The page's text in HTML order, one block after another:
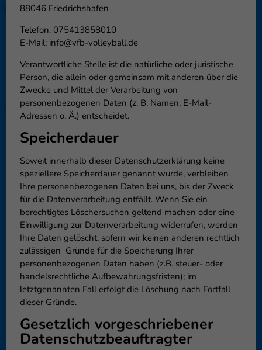
88046 Friedrichshafen
Telefon: 075413858010
E-Mail: info@vfb-volleyball.de
Verantwortliche Stelle ist die natürliche oder juristische
Person, die allein oder gemeinsam mit anderen über die
Zwecke und Mittel der Verarbeitung von
personenbezogenen Daten (z. B. Namen, E-Mail-
Adressen o. Ä.) entscheidet.
Speicherdauer
Soweit innerhalb dieser Datenschutzerklärung keine
speziellere Speicherdauer genannt wurde, verbleiben
Ihre personenbezogenen Daten bei uns, bis der Zweck
für die Datenverarbeitung entfällt. Wenn Sie ein
berechtigtes Löschersuchen geltend machen oder eine
Einwilligung zur Datenverarbeitung widerrufen, werden
Ihre Daten gelöscht, sofern wir keinen anderen rechtlich
zulässigen Gründe für die Speicherung Ihrer
personenbezogenen Daten haben (z.B. steuer- oder
handelsrechtliche Aufbewahrungsfristen); im
letztgenannten Fall erfolgt die Löschung nach Fortfall
dieser Gründe.
Gesetzlich vorgeschriebener
Datenschutz­beauftragter